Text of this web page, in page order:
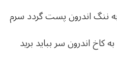
اندرون پست گردد سرم
کاخ اندرون سر بباید برید